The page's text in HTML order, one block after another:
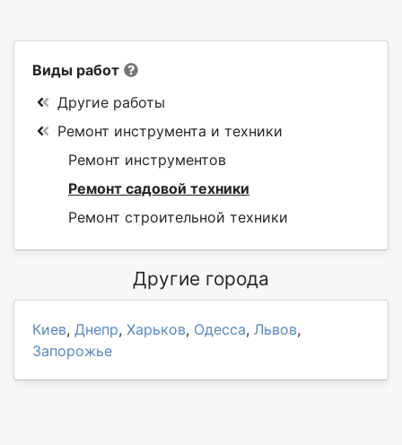
Виды работ
Другие работы
Ремонт инструмента и техники
Ремонт инструментов
Ремонт садовой техники
Ремонт строительной техники
Другие города
Киев, Днепр, Харьков, Одесса, Львов,
Запорожье